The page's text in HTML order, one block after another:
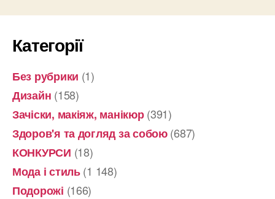
Категорії
Без рубрики (1)
Дизайн (158)
Зачіски, макіяж, манікюр(391)
Здоров'я та догляд за собою(687)
КОНКУРСИ (18)
Мода і стиль(1 148)
Подорожі (166)